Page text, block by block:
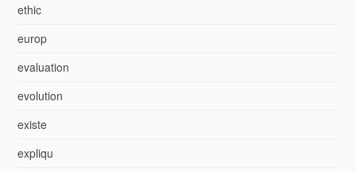
ethic
europ
evaluation
evolution
existe
expliqu